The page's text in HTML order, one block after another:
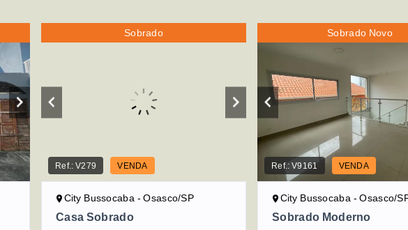
Sobrado
Ref.:V279 VENDA
City Bussocaba - Osasco/SP
Casa Sobrado
Sobrado Novo
Ref.:V9161 VENDA
City Bussocaba - Osasco/
Sobrado Moderno